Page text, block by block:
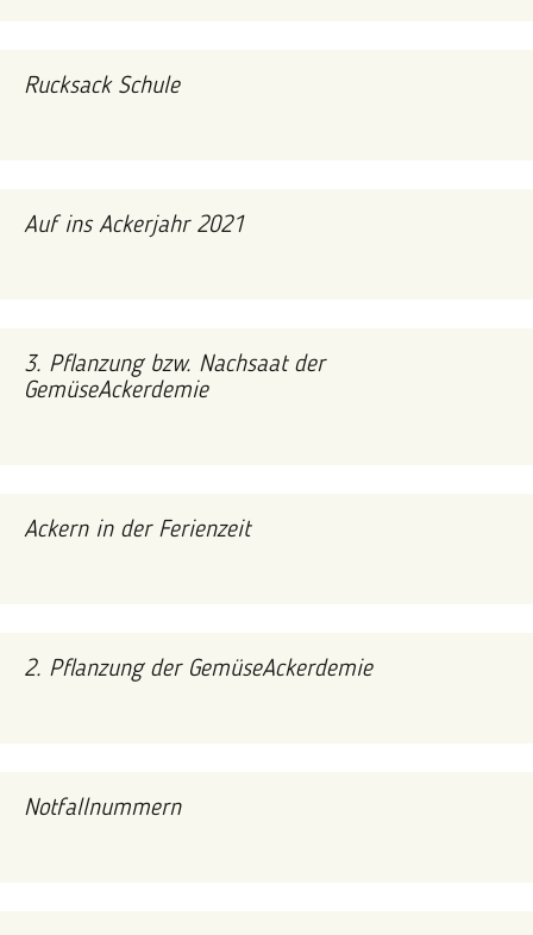
Rucksack Schule
Auf ins Ackerjahr 2021
3. Pflanzung bzw. Nachsaat der
GemüseAckerdemie
Ackern in der Ferienzeit
2. Pflanzung der GemüseAckerdemie
Notfallnummern